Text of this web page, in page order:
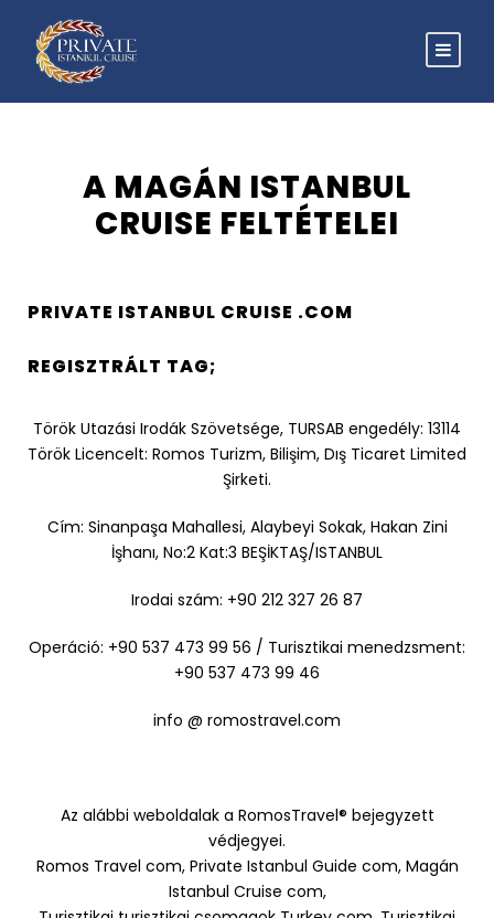
A MAGÁN ISTANBUL
CRUISE FELTÉTELEI
PRIVATE ISTANBUL CRUISE .COM
REGISZTRÁLT TAG;
Török Utazási Irodák Szövetsége, TURSAB engedély: 13114
Török Licencelt: Romos Turizm, Bilişim, Dış Ticaret Limited
Şirketi.
Cím: Sinanpaşa Mahallesi, Alaybeyi Sokak, Hakan Zini
İşhanı, No:2 Kat:3 BEŞİKTAŞ/ISTANBUL
Irodai szám: +90 212 327 26 87
Operáció: +90 537 473 99 56 / Turisztikai menedzsment:
+90 537 473 99 46
info @ romostravel.com
Az alábbi weboldalak a RomosTravel® bejegyzett
védjegyei.
Romos Travel com, Private Istanbul Guide com, Magán
Istanbul Cruise com,